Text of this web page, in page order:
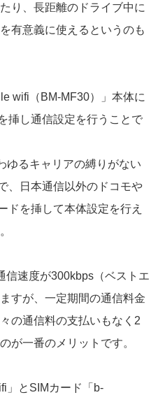
り、長距離のドライブ中に
有意義に使えるというのも
wifi（BM-MF30）」本体に
挿し通信設定を行うことで
ゆるキャリアの縛りがない
、日本通信以外のドコモや
ドを挿して本体設定を行え
信速度が300kbps（ベストエ
すが、一定期間の通信料金
の通信料の支払いもなく2
が一番のメリットです。
」とSIMカード「b-